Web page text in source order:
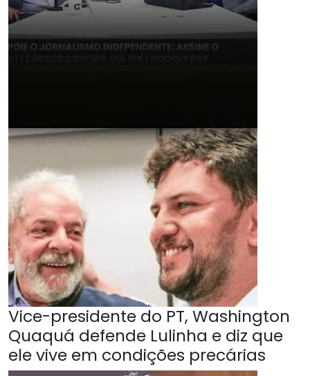
Vice-presidente do PT, Washington
Quaquá defende Lulinha e diz que
ele vive em condições precárias